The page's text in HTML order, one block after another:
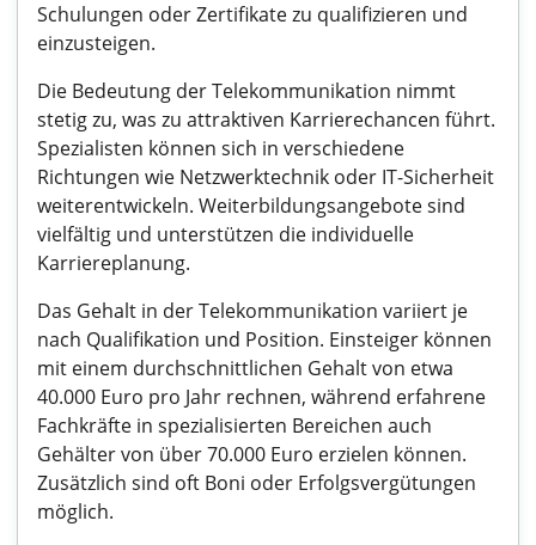
Schulungen oder Zertifikate zu qualifizieren und
einzusteigen.
Die Bedeutung der Telekommunikation nimmt
stetig zu, was zu attraktiven Karrierechancen führt.
Spezialisten können sich in verschiedene
Richtungen wie Netzwerktechnik oder IT-Sicherheit
weiterentwickeln. Weiterbildungsangebote sind
vielfältig und unterstützen die individuelle
Karriereplanung.
Das Gehalt in der Telekommunikation variiert je
nach Qualifikation und Position. Einsteiger können
mit einem durchschnittlichen Gehalt von etwa
40.000 Euro pro Jahr rechnen, während erfahrene
Fachkräfte in spezialisierten Bereichen auch
Gehälter von über 70.000 Euro erzielen können.
Zusätzlich sind oft Boni oder Erfolgsvergütungen
möglich.